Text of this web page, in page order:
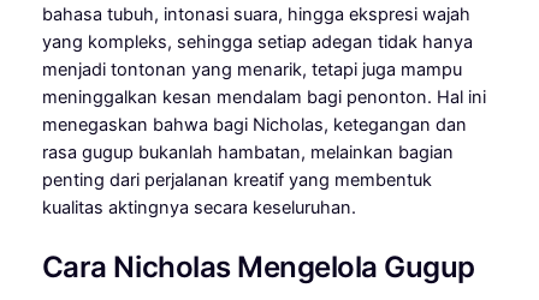
bahasa tubuh, intonasi suara, hingga ekspresi wajah
yang kompleks, sehingga setiap adegan tidak hanya
menjadi tontonan yang menarik, tetapi juga mampu
meninggalkan kesan mendalam bagi penonton. Hal ini
menegaskan bahwa bagi Nicholas, ketegangan dan
rasa gugup bukanlah hambatan, melainkan bagian
penting dari perjalanan kreatif yang membentuk
kualitas aktingnya secara keseluruhan.
Cara Nicholas Mengelola Gugup